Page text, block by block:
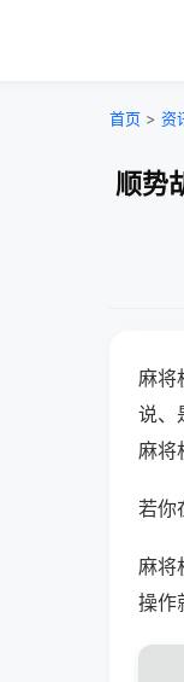
首页 > 资
顺势
麻将
说、
麻将
若你
麻将
操作